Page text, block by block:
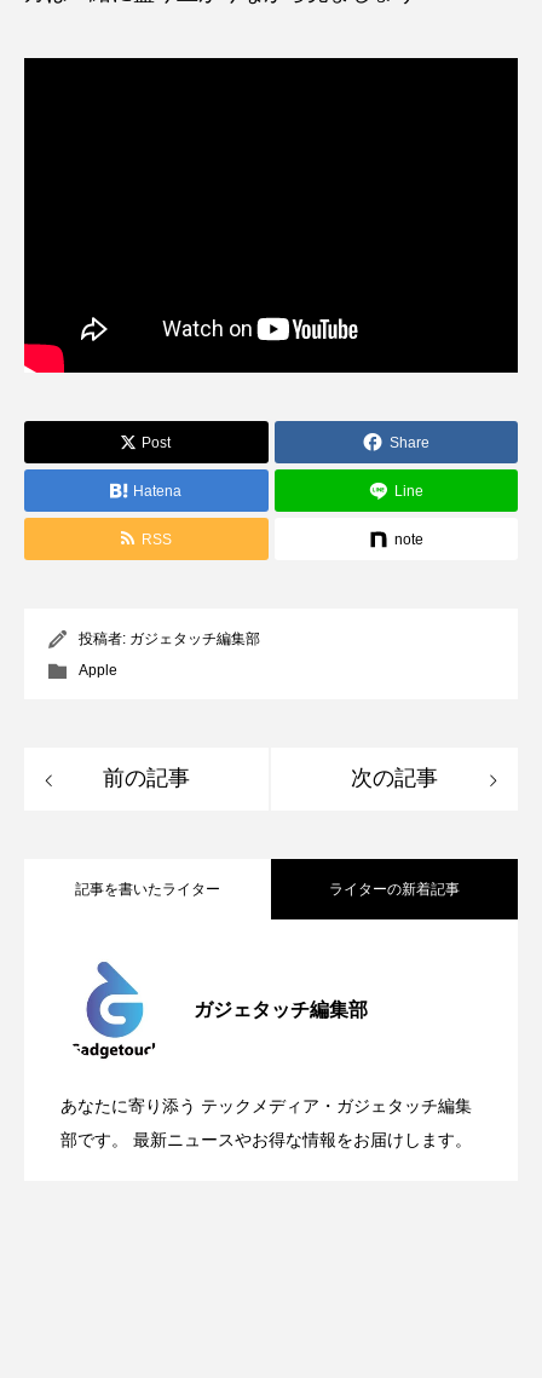
Post Share
Hatena Line
RSS note
投稿者: ガジェタッチ編集部
Apple
前の記事 次の記事
記事を書いたライター ライターの新着記事
ガジェタッチ編集部
あなたに寄り添う テックメディア・ガジェタッチ編集
部です。 最新ニュースやお得な情報をお届けします。
2026.05.04
登場
2026.04.24
Directに動いた理由、担当者も答えられな
2026.04.23 OpenMic Insight：AFEELA開発中止で見